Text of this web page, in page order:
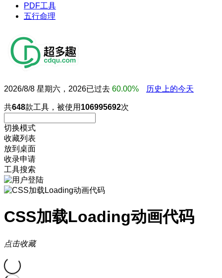
PDF工具
五行命理
2026/8/8 星期六，2026已过去 60.00% 历史上的今天
共648款工具，被使用 106995692次
切换模式
收藏列表
放到桌面
收录申请
工具搜索
CSS加载Loading动画代码
点击收藏